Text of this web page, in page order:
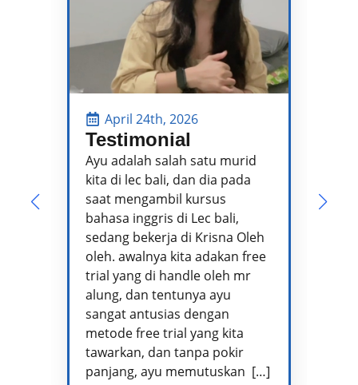
April 24th, 2026
Testimonial
Ayu adalah salah satu murid
kita di lec bali, dan dia pada
saat mengambil kursus
bahasa inggris di Lec bali,
sedang bekerja di Krisna Oleh
oleh. awalnya kita adakan free
trial yang di handle oleh mr
alung, dan tentunya ayu
sangat antusias dengan
metode free trial yang kita
tawarkan, dan tanpa pokir
panjang, ayu memutuskan […]